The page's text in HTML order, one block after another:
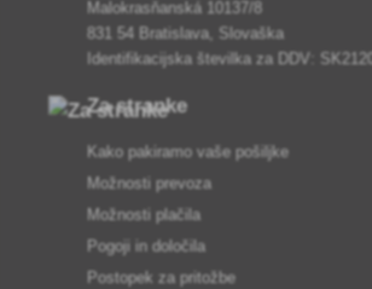
Malokrasňanská 10137/8
831 54 Bratislava, Slovaška
Identifikacijska številka za DDV:
Za stranke
Kako pakiramo vaše pošiljke
Možnosti prevoza
Možnosti plačila
Pogoji in določila
Postopek za pritožbe